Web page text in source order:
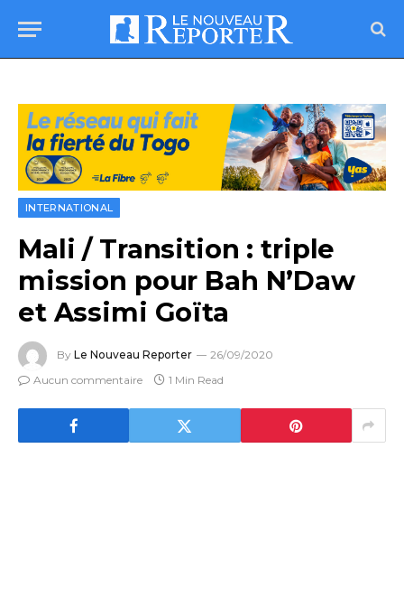
INTERNATIONAL
Mali / Transition : triple
mission pour Bah N’Daw
et Assimi Goïta
By Le Nouveau Reporter
26/09/2020
Aucun commentaire
1 Min Read